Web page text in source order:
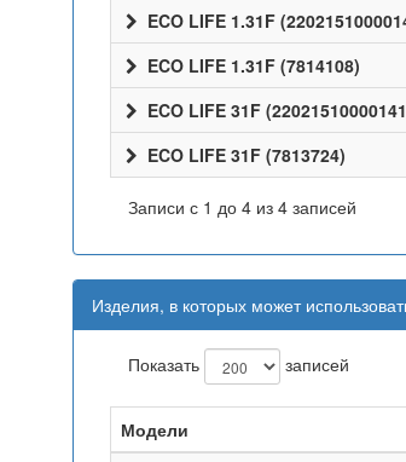
ECO LIFE 1.31F
ECO LIFE 1.31F (7814108)
ECO LIFE 31F
ECO LIFE 31F (7813724)
Записи с 1 до 4 из 4 записей
Изделия, в которых может
Показать записей
Модели